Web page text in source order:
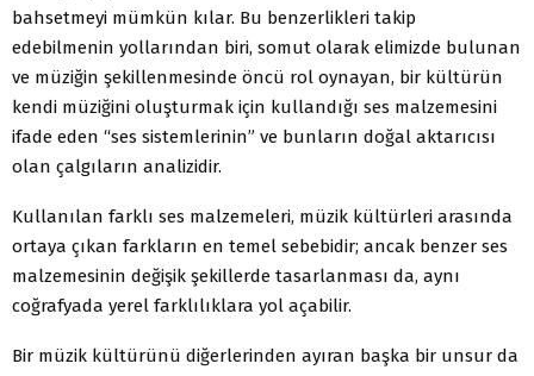
bahsetmeyi mümkün kılar. Bu benzerlikleri takip
edebilmenin yollarından biri, somut olarak elimizde bulunan
ve müziğin şekillenmesinde öncü rol oynayan, bir kültürün
kendi müziğini oluşturmak için kullandığı ses malzemesini
ifade eden “ses sistemlerinin” ve bunların doğal aktarıcısı
olan çalgıların analizidir.
Kullanılan farklı ses malzemeleri, müzik kültürleri arasında
ortaya çıkan farkların en temel sebebidir; ancak benzer ses
malzemesinin değişik şekillerde tasarlanması da, aynı
coğrafyada yerel farklılıklara yol açabilir.
Bir müzik kültürünü diğerlerinden ayıran başka bir unsur da